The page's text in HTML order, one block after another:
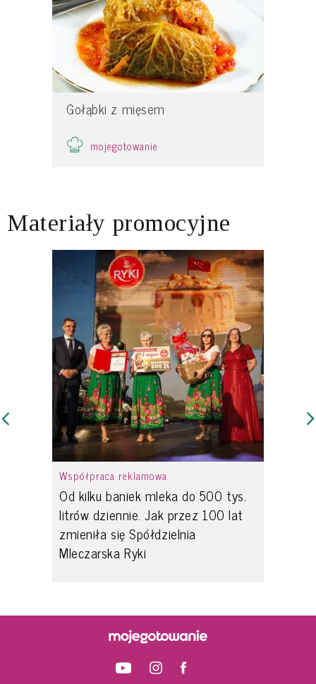
Gołąbki z mięsem
mojegotowanie
Materiały promocyjne
Współpraca reklamowa
Od kilku baniek mleka do 500 tys.
litrów dziennie. Jak przez 100 lat
zmieniła się Spółdzielnia
Mleczarska Ryki